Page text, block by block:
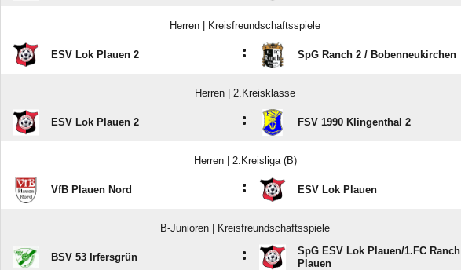
Herren | Kreisfreundschaftsspiele
ESV Lok Plauen 2 : SpG Ranch 2 /​ Bobenneukirchen
Herren | 2.Kreisklasse
ESV Lok Plauen 2 : FSV 1990 Klingenthal 2
Herren | 2.Kreisliga (B)
VfB Plauen Nord : ESV Lok Plauen
B-Junioren | Kreisfreundschaftsspiele
BSV 53 Irfersgrün :
SpG ESV Lok Plauen/​1.FC Ranch
Plauen